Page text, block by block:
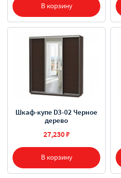
В корзину
В корзину
Шкаф-купе D3-02 Черное
дерево
27,230 ₽